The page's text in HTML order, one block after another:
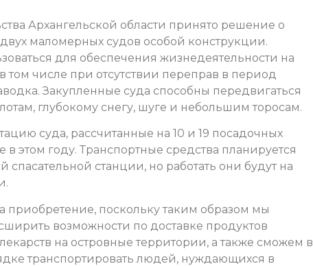
Архангельской области принято решение о
маломерных судов особой конструкции.
для обеспечения жизнедеятельности на
том числе при отсутствии переправ в период
Закупленные суда способны передвигаться
глубокому снегу, шуге и небольшим торосам.
суда, рассчитанные на 10 и 19 посадочных
в этом году. Транспортные средства планируется
спасательной станции, но работать они будут на
приобретение, поскольку таким образом мы
возможности по доставке продуктов
на островные территории, а также сможем в
транспортировать людей, нуждающихся в